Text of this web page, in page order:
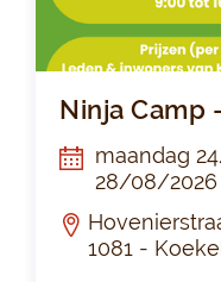
Ninja Camp
maandag
28/08/2026
1081 -